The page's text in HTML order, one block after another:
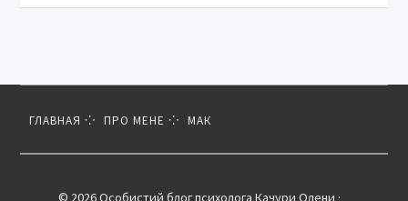
ГЛАВНАЯ ПРО МЕНЕ МАК
© 2026 Особистий блог психолога Качури Олени ·